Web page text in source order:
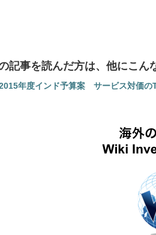
記事を読んだ方は、他にこん
年度インド予算案 サービス対価の